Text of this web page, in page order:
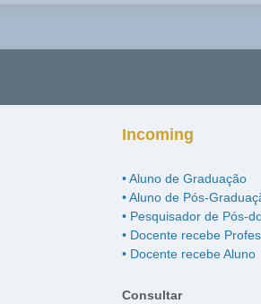
Incoming
• Aluno de Graduação
• Aluno de Pós-
• Pesquisador de Pós-
• Docente recebe
• Docente recebe Aluno
Consultar